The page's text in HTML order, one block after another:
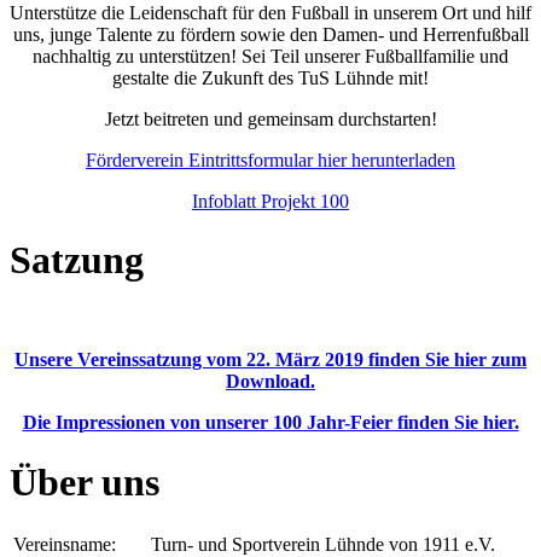
Unterstütze die Leidenschaft für den Fußball in unserem Ort und hilf
uns, junge Talente zu fördern sowie den Damen- und Herrenfußball
nachhaltig zu unterstützen! Sei Teil unserer Fußballfamilie und
gestalte die Zukunft des TuS Lühnde mit!
Jetzt beitreten und gemeinsam durchstarten!
Förderverein Eintrittsformular hier herunterladen
Infoblatt Projekt 100
Satzung
Unsere Vereinssatzung vom 22. März 2019 finden Sie hier zum
Download.
Die Impressionen von unserer 100 Jahr-Feier finden Sie hier.
Über uns
Vereinsname:
Turn- und Sportverein Lühnde von 1911 e.V.